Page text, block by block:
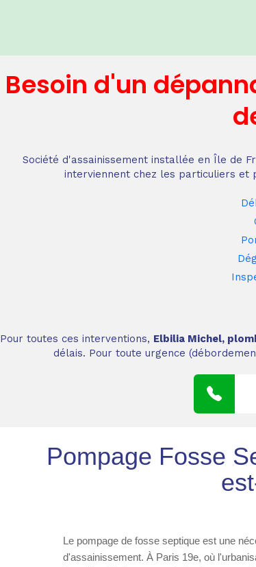
Besoin d'un
Société d'assainissement installée en Île de
interviennent chez les particuliers et
Pour toutes ces interventions, Elbilia Michel,
délais. Pour toute urgence
Pompage Fosse
Le pompage de fosse septique est une
d'assainissement. À Paris 19e, où